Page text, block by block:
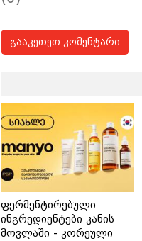
გააკეთეთ კომენტარი
ფერმენტირებული
ინგრედიენტები კანის
მოვლაში - კორეული